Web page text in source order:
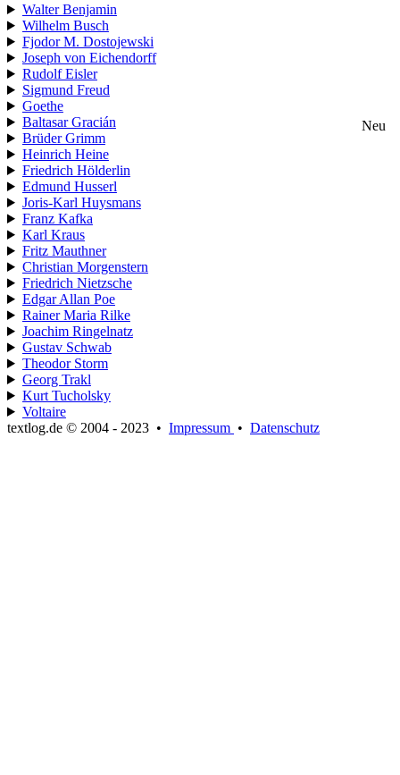
Walter Benjamin
Wilhelm Busch
Fjodor M. Dostojewski
Joseph von Eichendorff
Rudolf Eisler
Sigmund Freud
Goethe
Baltasar Gracián
Neu
Brüder Grimm
Heinrich Heine
Friedrich Hölderlin
Edmund Husserl
Joris-Karl Huysmans
Franz Kafka
Karl Kraus
Fritz Mauthner
Christian Morgenstern
Friedrich Nietzsche
Edgar Allan Poe
Rainer Maria Rilke
Joachim Ringelnatz
Gustav Schwab
Theodor Storm
Georg Trakl
Kurt Tucholsky
Voltaire
textlog.de © 2004 - 2023 • Impressum • Datenschutz